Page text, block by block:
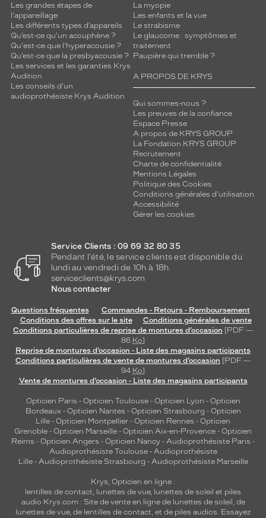
Les grandes étapes de
l'appareillage
Les différents types d’appareils
Qu’est-ce qu'un acouphène ?
Qu'est-ce que l'hyperacousie ?
Qu’est-ce que la presbyacousie ?
Les services et les garanties Krys
Audition
Les conseils d'un
audioprothésiste Krys Audition
La myopie
Les enfants et la vue
Le strabisme
Le glaucome : symptômes et
traitement
Paupière qui tremble ?
A PROPOS DE KRYS
Qui sommes-nous ?
Les preuves de la confiance
Espace Presse
A propos de KRYS GROUP
La Fondation KRYS GROUP
Recrutement
Charte de confidentialité
Mentions Légales
Politique des Cookies
Conditions générales d'utilisation
Accessibilité
Gérer les cookies
Service Clients : 09 69 32 80 35
Pendant l'été, le service clients est disponible du
lundi au vendredi de 10h à 18h.
serviceclients@krys.com
Nous contacter
Questions fréquentes
Commandes - Retours - Remboursement
Conditions des offres sur le site
Conditions générales de vente
Conditions particulières de reprise de montures d’occasion [PDF —
86 Ko]
Reprise de montures d’occasion - Liste des magasins participants
Conditions particulières de vente de montures d’occasion [PDF —
94 Ko]
Vente de montures d’occasion - Liste des magasins participants
Opticien Paris - Opticien Toulouse- Opticien Lyon - Opticien
Bordeaux- Opticien Nantes - Opticien Strasbourg - Opticien
Lille - Opticien Montpellier - Opticien Rennes - Opticien
Grenoble - Opticien Marseille - Opticien Aix-en-Provence - Opticien
Reims - Opticien Angers - Opticien Nancy - Audioprothésiste Paris -
Audioprothésiste Toulouse- Audioprothésiste
Lille- Audioprothésiste Strasbourg - Audioprothésiste Marseille
Krys, Opticien en ligne :
lentilles de contact, lunettes de vue, lunettes de soleil et piles
audio Krys.com : Site de vente en ligne de lunettes de soleil, de
lunettes de vue, de lentilles de contact, et de piles audios. Essayez